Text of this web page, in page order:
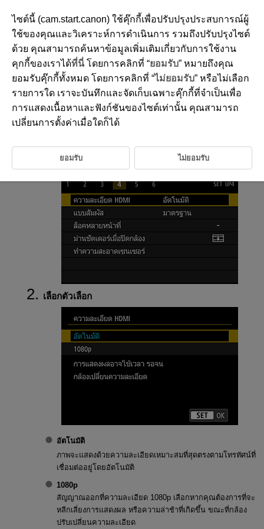
D090-190
ความละเอียด HDMI
ตั้งความละเอียดสัญญาณออก HDMI เมื่อเชื่อมต่อกล้องเข้ากับโทรทัศน์ หรือ
อุปกรณ์บันทึกภายนอกด้วยสาย HDMI
เลือก [ :ความละเอียด HDMI
เลือกตัวเลือก
อัตโนมัติ
ภาพจะแสดงด้วยความละเอียดเหมาะสมที่สุดตรงตามโทรทัศน์ที่
เชื่อมต่ออยู่โดยอัตโนมัติ
1080p
สัญญาณออกที่ความละเอียด 1080p เลือกหากคุณต้องการที่จะ
หลีกเลี่ยงการแสดงผล หรือความล่าช้าที่เกิดขึ้น ขณะที่กล้อง
ปรับเปลี่ยนความละเอียด
ไซต์นี้ (cam.start.canon) ใช้คุ๊กกี้เพื่อปรับปรุงประสบการณ์ผู้
ใช้ของคุณและวิเคราะห์การดำเนินการ รวมถึงปรับปรุงไซต์
ด้วย คุณสามารถค้นหาข้อมูลเพิ่มเติมเกี่ยวกับการใช้งาน
คุกกี้ของเราได้ที่นี่โดยการคลิกที่ “ยอมรับ” หมายถึงคุณ
ยอมรับคุ๊กกี้ทั้งหมด โดยการคลิกที่ “ไม่ยอมรับ” หรือไม่เลือก
รายการใด เราจะบันทึกและจัดเก็บเฉพาะคุ๊กกี้ที่จำเป็นเพื่อ
การแสดงเนื้อหาและฟังก์ชันของไซต์เท่านั้น คุณสามารถ
เปลี่ยนการตั้งค่าเมื่อใดก็ได้
ยอมรับ ไม่ยอมรับ